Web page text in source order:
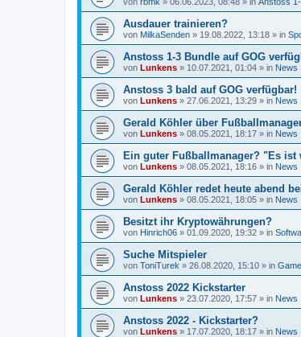
Ausdauer trainieren?
von MilkaSenden » 19.08.2022, 13:18 » in
Anstoss 1-3 Bundle auf GOG
von Lunkens » 10.07.2021, 01:04 » in News
Anstoss 3 bald auf GOG verfügbar!
von Lunkens » 27.06.2021, 13:29 » in News
Gerald Köhler über
von Lunkens » 08.05.2021, 18:17 » in News
Ein guter Fußballmanager? "Es
von Lunkens » 08.05.2021, 18:16 » in News
Gerald Köhler redet heute abend
von Lunkens » 08.05.2021, 18:05 » in News
Besitzt ihr Kryptowährungen?
von Hinrich06 » 01.09.2020, 19:32 » in
Suche Mitspieler
von ToniTurek » 26.08.2020, 15:10 » in
Anstoss 2022 Kickstarter
von Lunkens » 23.07.2020, 17:57 » in News
Anstoss 2022 - Kickstarter?
von Lunkens » 17.07.2020, 18:17 » in News